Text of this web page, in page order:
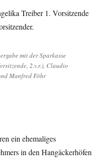
Treiber 1. Vorsitzende
mit der Sparkasse
2.v.r.), Claudio
Manfred Föhr
ein ehemaliges
in den Hangäckerhöfen